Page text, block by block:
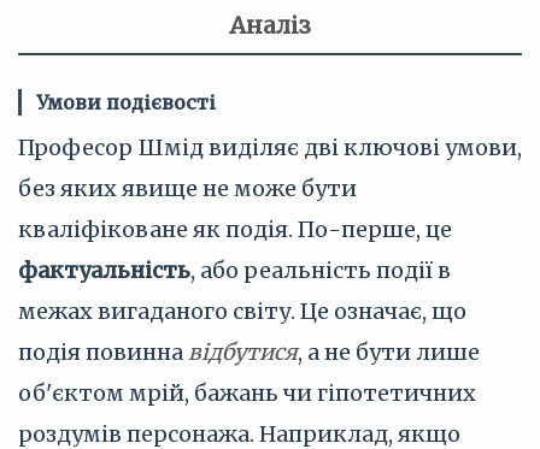
Аналіз
Умови подієвості
Професор Шмід виділяє дві ключові умови,
без яких явище не може бути
кваліфіковане як подія. По-перше, це
фактуальність, або реальність події в
межах вигаданого світу. Це означає, що
подія повиннавідбутися, а не бути лише
об'єктом мрій, бажань чи гіпотетичних
роздумів персонажа. Наприклад, якщо